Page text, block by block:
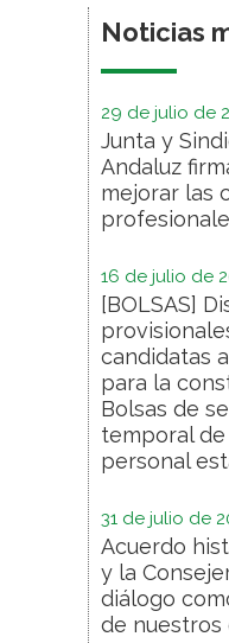
Noticias
29 de julio de
Junta y
Andaluz
mejorar las
16 de julio de
[BOLSAS]
candidatas
para la
Bolsas de
temporal
personal
31 de julio de
Acuerdo
y la
diálogo
de nuestros